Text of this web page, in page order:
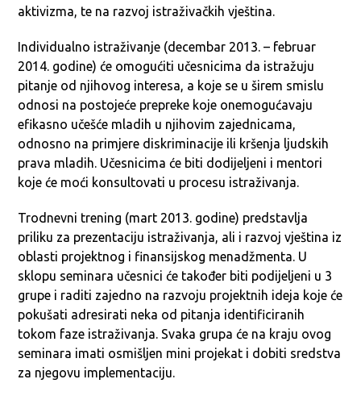
aktivizma, te na razvoj istraživačkih vještina.
Individualno istraživanje (decembar 2013. – februar
2014. godine) će omogućiti učesnicima da istražuju
pitanje od njihovog interesa, a koje se u širem smislu
odnosi na postojeće prepreke koje onemogućavaju
efikasno učešće mladih u njihovim zajednicama,
odnosno na primjere diskriminacije ili kršenja ljudskih
prava mladih. Učesnicima će biti dodijeljeni i mentori
koje će moći konsultovati u procesu istraživanja.
Trodnevni trening (mart 2013. godine) predstavlja
priliku za prezentaciju istraživanja, ali i razvoj vještina iz
oblasti projektnog i finansijskog menadžmenta. U
sklopu seminara učesnici će također biti podijeljeni u 3
grupe i raditi zajedno na razvoju projektnih ideja koje će
pokušati adresirati neka od pitanja identificiranih
tokom faze istraživanja. Svaka grupa će na kraju ovog
seminara imati osmišljen mini projekat i dobiti sredstva
za njegovu implementaciju.